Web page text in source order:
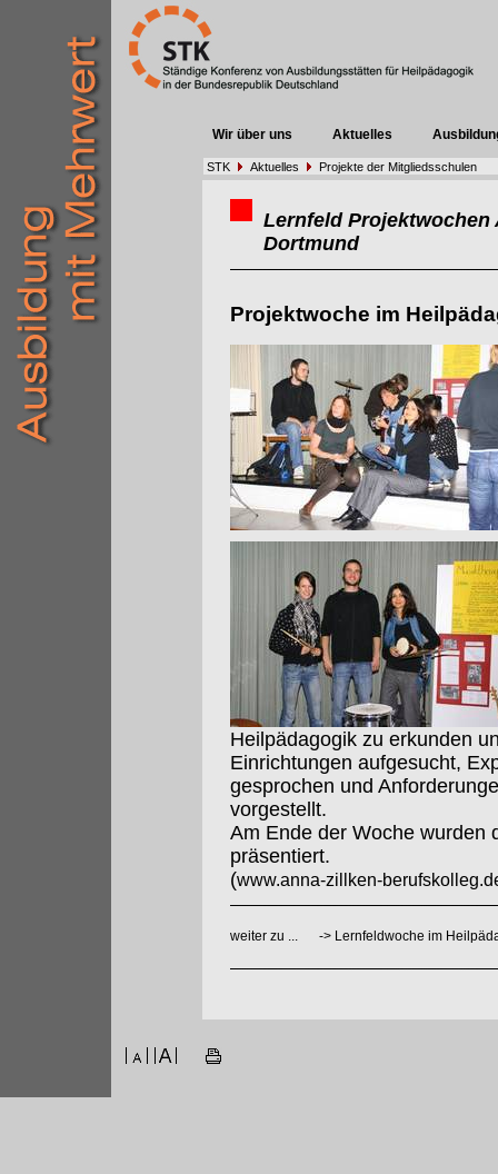
Wir über uns Aktuelles
STK Aktuelles Projekte der Mitgliedsschulen
Lernfeld
Dortmund
Projektwoche im
Heilpädagogik zu erkunden
Einrichtungen aufgesucht,
gesprochen und
vorgestellt.
Am Ende der Woche wurden
präsentiert.
(www.anna-zillken-
weiter zu ... -> Lernfeldwoche im